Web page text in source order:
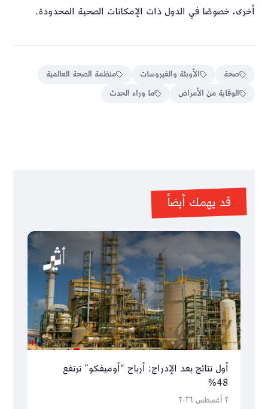
أخرى، خصوصًا في الدول ذات الإمكانات الصحية المحدودة.
صحة الأوبئة والفيروسات
منظمة الصحة العالمية
الوقاية من الأمراض
ما وراء الحدث
قد يهمك أيضاً
أول نتائج بعد الإدراج: أرباح “أوميفكو” ترتفع
48%
٢ أغسطس ٢٠٢٦